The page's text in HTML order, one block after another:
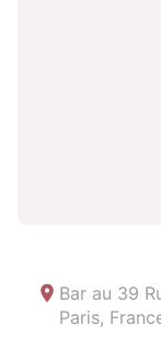
Bar au 39
Paris,